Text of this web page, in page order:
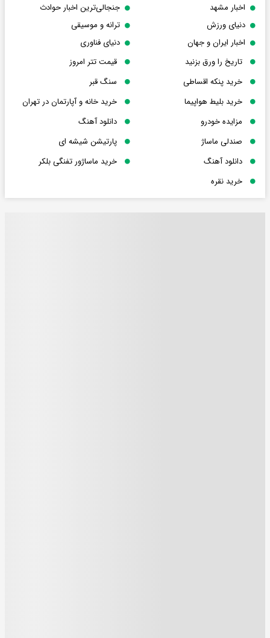
اخبار مشهد
جنجالی‌ترین اخبار حوادث
دنیای ورزش
ترانه و موسیقی
اخبار ایران و جهان
دنیای فناوری
تاریخ را ورق بزنید
قیمت تتر امروز
خرید پنکه اقساطی
سنگ قبر
خرید بلیط هواپیما
خرید خانه و آپارتمان در تهران
مزایده خودرو
دانلود آهنگ
صندلی ماساژ
پارتیشن شیشه ای
دانلود آهنگ
خرید ماساژور تفنگی بلکر
خرید نقره